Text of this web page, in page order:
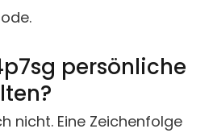
persönliche
nicht. Eine Zeichenfolge